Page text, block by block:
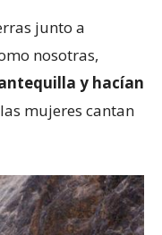
junto a
nosotras,
y hacían
mujeres cantan